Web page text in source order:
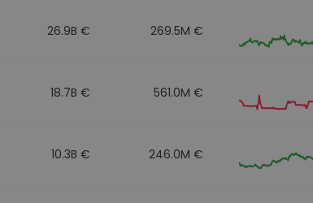
26.9B € 269.5M €
18.7B € 561.0M €
10.3B € 246.0M €